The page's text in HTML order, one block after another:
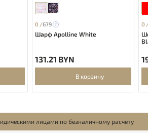
0 /679
Шарф Apolline White
131.21 BYN
В корзину
0
лицами по безналичному расчету